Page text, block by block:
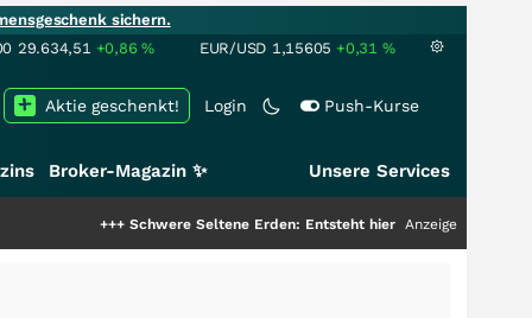
sichern.
29.634,51 +0,86% EUR/USD 1,15605 +0,31 %
Login Push-Kurse
Aktie geschenkt!
Broker-Magazin ✨ Unsere Services
Schwere Seltene Erden: Entsteht hier die nächste Milliardenstory?
Anzeige